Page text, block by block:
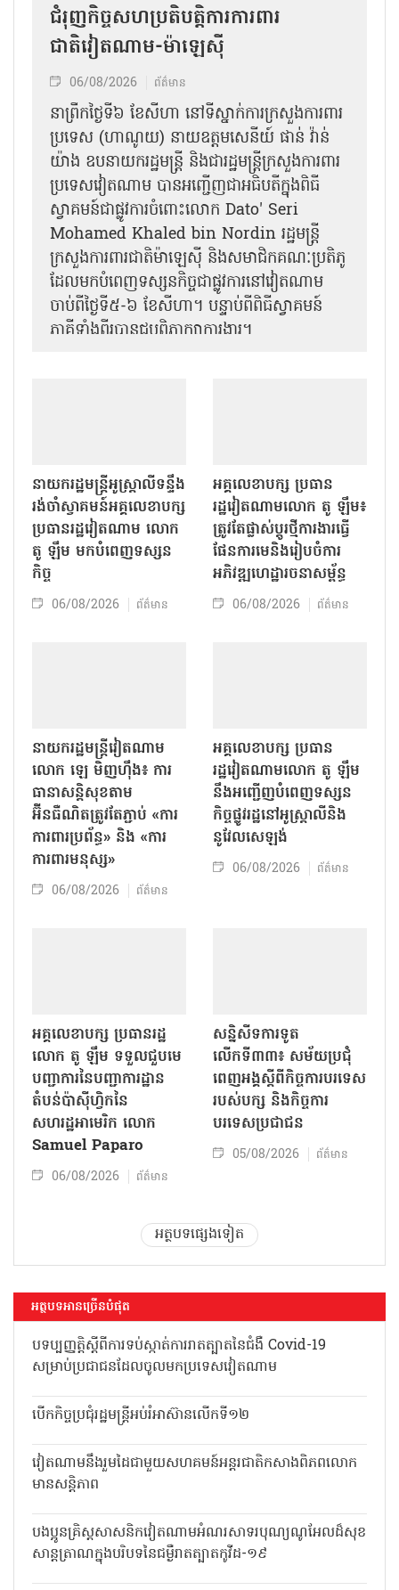
ជំរុញកិច្ចសហប្រតិបត្តិការការពារ
ជាតិវៀតណាម-ម៉ាឡេស៊ី
06/08/2026 ព័ត៌មាន
នា​ព្រឹកថ្ងៃទី៦ ខែសីហា នៅទីស្នាក់ការក្រសួងការពារ
ប្រទេស (ហាណូយ) នាយឧត្តមសេនីយ៍ ផាន់ វ៉ាន់
យ៉ាង ឧបនាយករដ្ឋមន្ត្រី និងជារដ្ឋមន្ត្រីក្រសួងការពារ
ប្រទេសវៀតណាម បានអញ្ជើញជាអធិបតីក្នុងពិធី
ស្វាគមន៍ជាផ្លូវការ​ចំពោះលោក Dato' Seri
Mohamed Khaled bin Nordin រដ្ឋមន្ត្រី
ក្រសួងការពារជាតិម៉ាឡេស៊ី និងសមាជិកគណៈប្រតិភូ
ដែលមកបំពេញទស្សនកិច្ចជាផ្លូវការនៅវៀតណាម
ចាប់ពីថ្ងៃទី៥-៦ ខែសីហា។ បន្ទាប់ពីពិធីស្វាគមន៍
ភាគីទាំងពីរបានជួបពិភាក្សាការងារ​។
នាយករដ្ឋមន្ត្រីអូស្ត្រាលីទន្ទឹង
រង់ចាំស្វាគមន៍អគ្គលេខាបក្ស
ប្រធានរដ្ឋវៀតណាម លោក
តូ ឡឹម មកបំពេញទស្សន
កិច្ច
06/08/2026 ព័ត៌មាន
អគ្គលេខាបក្ស ប្រធាន
រដ្ឋវៀតណាមលោក តូ ឡឹម៖
ត្រូវតែផ្លាស់ប្ដូរថ្មីការងារធ្វើ
ផែនការមេនិងរៀបចំការ
អភិវឌ្ឍហេដ្ឋារចនាសម្ព័ន្ធ
06/08/2026 ព័ត៌មាន
នាយករដ្ឋមន្ត្រីវៀតណាម
លោក ឡេ មិញហ៊ឹង៖ ការ
ធានាសន្តិសុខតាម
អ៊ីនធឺណិតត្រូវតែភ្ជាប់ «ការ
ការពារប្រព័ន្ធ» និង «ការ
ការពារមនុស្ស»
06/08/2026 ព័ត៌មាន
អគ្គលេខាបក្ស ប្រធាន
រដ្ឋវៀតណាមលោក តូ ឡឹម
នឹងអញ្ជើញបំពេញទស្សន
កិច្ចផ្លូវរដ្ឋនៅអូស្ត្រាលីនិង
នូវែលសេឡង់
06/08/2026 ព័ត៌មាន
អគ្គលេខាបក្ស ប្រធានរដ្ឋ
លោក តូ ឡឹម ទទួលជួបមេ
បញ្ជាការនៃបញ្ជាការដ្ឋាន
តំបន់ប៉ាស៊ីហ្វិកនៃ
សហរដ្ឋអាមេរិក លោក
Samuel Paparo
06/08/2026 ព័ត៌មាន
សន្និសីទការទូត
លើកទី៣៣៖ សម័យប្រជុំ
ពេញអង្គស្តីពីកិច្ច​ការបរទេស
របស់​បក្ស និងកិច្ច​ការ
បរទេសប្រជាជន
05/08/2026 ព័ត៌មាន
អត្ថបទផ្សេងទៀត
អត្ថបទអានច្រើនបំផុត
បទប្បញ្ញត្តិស្តីពីការទប់ស្កាត់ការរាតត្បាតនៃជំងឺ Covid-19
សម្រាប់ប្រជាជនដែលចូលមកប្រទេសវៀតណាម
បើកកិច្ចប្រជុំរដ្ឋមន្ត្រីអប់រំអាស៊ានលើកទី១២
វៀតណាមនឹងរួមដៃជាមួយសហគមន៍អន្តរជាតិកសាងពិភពលោក
មានសន្តិភាព
បងប្អូនគ្រិស្តសាសនិកវៀតណាមអំណរសាទរបុណ្យណូអែលដ៏សុខ
សាន្តត្រាណក្នុងបរិបទនៃជម្ងឺរាតត្បាតកូវីដ-១៩